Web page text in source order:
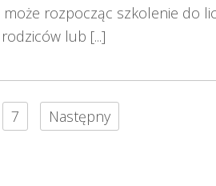
rozpocząc szkolenie do
lub [...]
7 Następny